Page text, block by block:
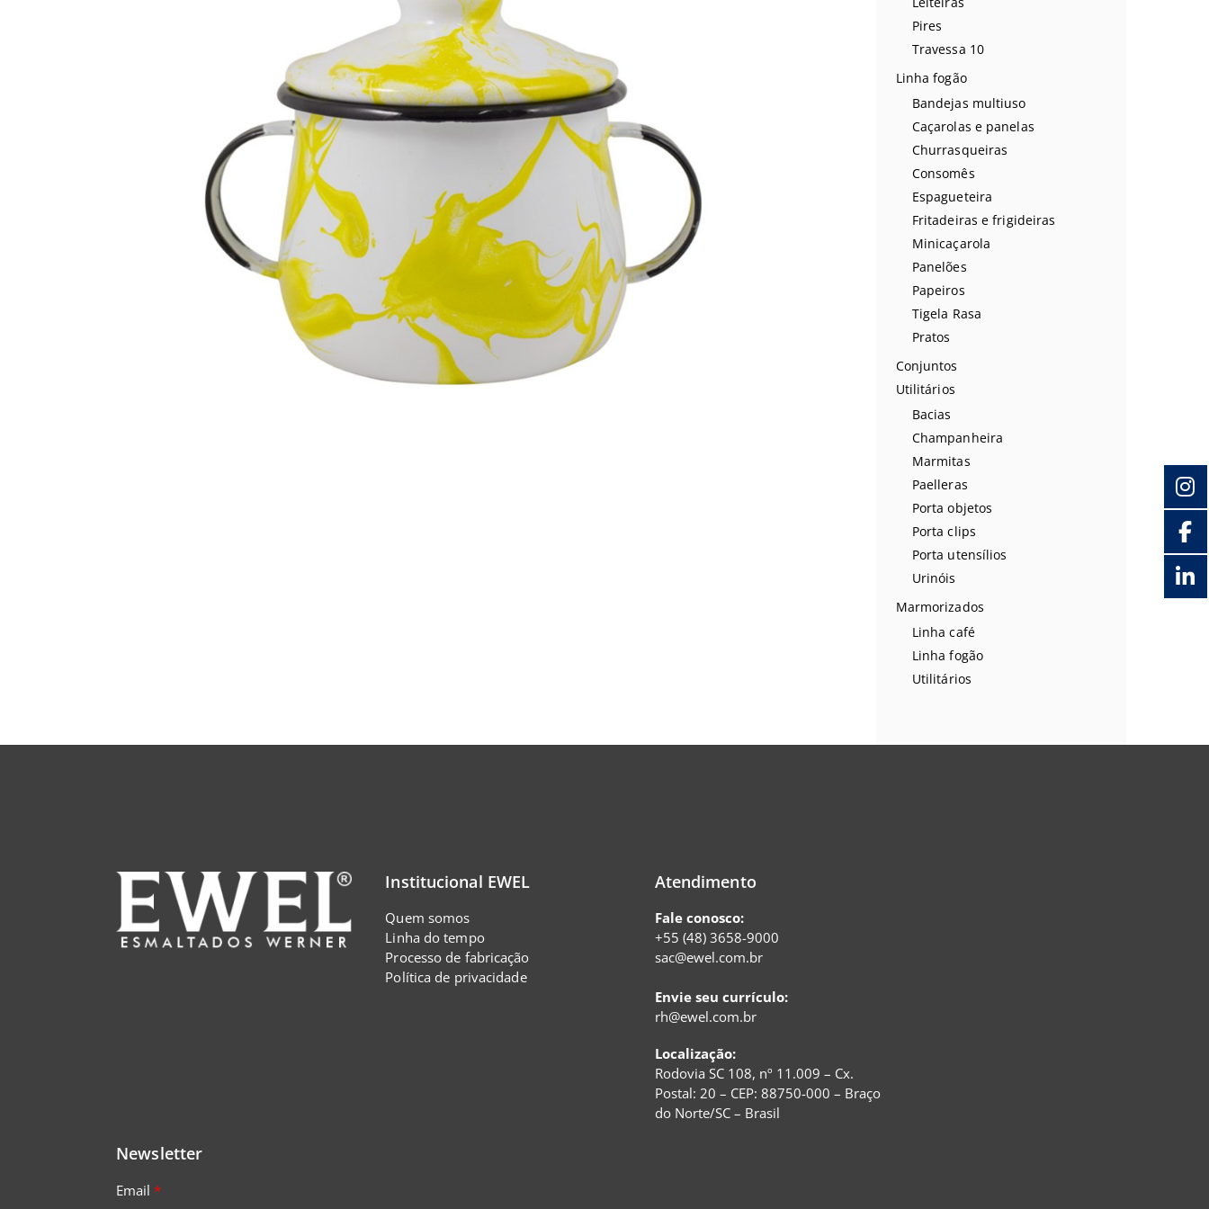
Pires
Travessa 10
Linha fogão
Bandejas multiuso
Caçarolas e panelas
Churrasqueiras
Consomês
Espagueteira
Fritadeiras e frigideiras
Minicaçarola
Panelões
Papeiros
Tigela Rasa
Pratos
Conjuntos
Utilitários
Bacias
Champanheira
Marmitas
Paelleras
Porta objetos
Porta clips
Porta utensílios
Urinóis
Marmorizados
Linha café
Linha fogão
Utilitários
Institucional EWEL
Quem somos
Linha do tempo
Processo de fabricação
Política de privacidade
Atendimento
Fale conosco:
+55 (48) 3658-9000
sac@ewel.com.br
Envie seu currículo:
rh@ewel.com.br
Localização:
Rodovia SC 108, nº 11.009 – Cx.
Postal: 20 – CEP: 88750-000 – Braço
do Norte/SC – Brasil
Newsletter
Email*